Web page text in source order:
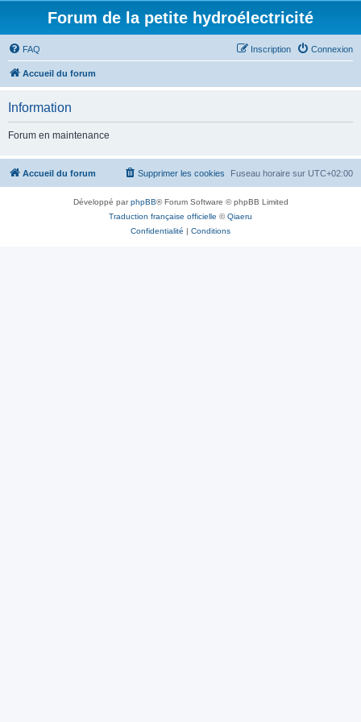
Forum de la petite hydroélectricité
FAQ Connexion
Inscription
Accueil du forum
Information
Forum en maintenance
Accueil du forum Fuseau horaire sur UTC+02:00
Supprimer les cookies
Développé parphpBB® Forum Software © phpBB Limited
Traduction française officielle ©Qiaeru
Confidentialité | Conditions